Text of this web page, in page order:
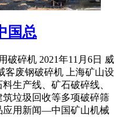
国总
破碎机 2021年11月6日 威
客废钢破碎机 上海矿山设
生产线、矿石破碎线、
垃圾回收等多项破碎筛
应用新闻—中国矿山机械